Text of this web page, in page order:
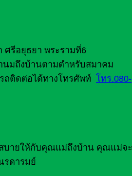
ศรีอยุธยา พระรามที่6
นมถึงบ้านตามตำหรับสมาคม
ถติดต่อได้ทางโทรศัพท์ โทร.080-
สบายให้กับคุณแม่ถึงบ้าน คุณแม่จะ
รดารมย์